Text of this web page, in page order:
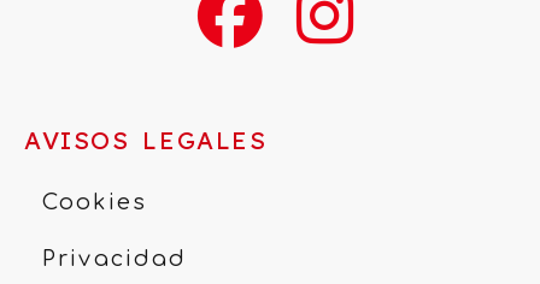
AVISOS LEGALES
Cookies
Privacidad